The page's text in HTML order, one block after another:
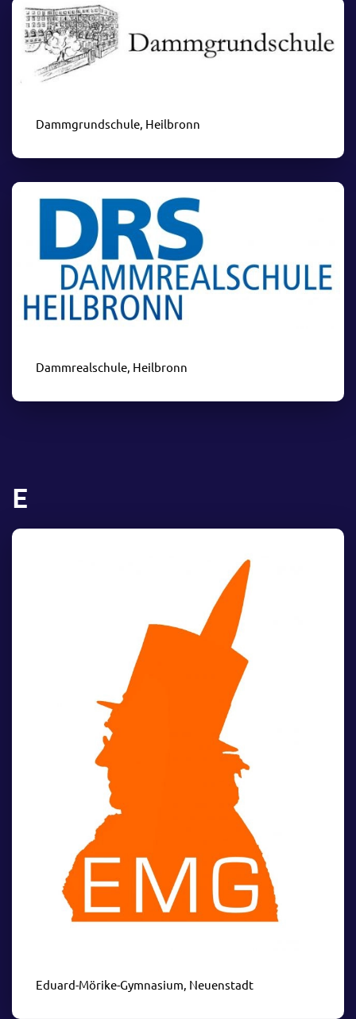
Dammgrundschule, Heilbronn
Dammrealschule, Heilbronn
E
Eduard-Mörike-Gymnasium, Neuenstadt